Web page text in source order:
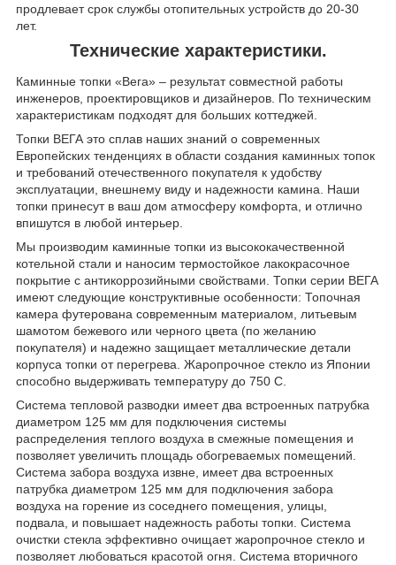
продлевает срок службы отопительных устройств до 20-30
лет.
Технические характеристики.
Каминные топки «Вега» – результат совместной работы
инженеров, проектировщиков и дизайнеров. По техническим
характеристикам подходят для больших коттеджей.
Топки ВЕГА это сплав наших знаний о современных
Европейских тенденциях в области создания каминных топок
и требований отечественного покупателя к удобству
эксплуатации, внешнему виду и надежности камина. Наши
топки принесут в ваш дом атмосферу комфорта, и отлично
впишутся в любой интерьер.
Мы производим каминные топки из высококачественной
котельной стали и наносим термостойкое лакокрасочное
покрытие с антикоррозийными свойствами. Топки серии ВЕГА
имеют следующие конструктивные особенности: Топочная
камера футерована современным материалом, литьевым
шамотом бежевого или черного цвета (по желанию
покупателя) и надежно защищает металлические детали
корпуса топки от перегрева. Жаропрочное стекло из Японии
способно выдерживать температуру до 750 С.
Система тепловой разводки имеет два встроенных патрубка
диаметром 125 мм для подключения системы
распределения теплого воздуха в смежные помещения и
позволяет увеличить площадь обогреваемых помещений.
Система забора воздуха извне, имеет два встроенных
патрубка диаметром 125 мм для подключения забора
воздуха на горение из соседнего помещения, улицы,
подвала, и повышает надежность работы топки. Система
очистки стекла эффективно очищает жаропрочное стекло и
позволяет любоваться красотой огня. Система вторичного